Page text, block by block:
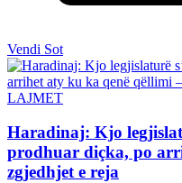
Vendi Sot
LAJMET
Haradinaj: Kjo
prodhuar diçka, po
zgjedhjet e reja